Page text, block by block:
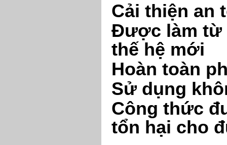
Cải thiện an
Được làm từ
thế hệ mới
Hoàn toàn
Sử dụng khô
Công thức
tổn hại cho